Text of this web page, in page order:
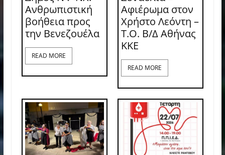
Ανθρωπιστική
βοήθεια προς
την Βενεζουέλα
READ MORE
Αφιέρωμα στον
Χρήστο Λεόντη –
Τ.Ο. Β/Δ Αθήνας
ΚΚΕ
READ MORE